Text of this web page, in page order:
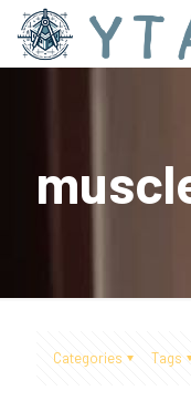
Categories Tags